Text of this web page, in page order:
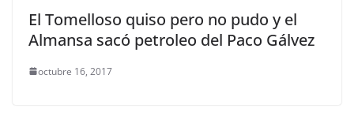
El Tomelloso quiso pero no pudo y el
Almansa sacó petroleo del Paco Gálvez
octubre 16, 2017